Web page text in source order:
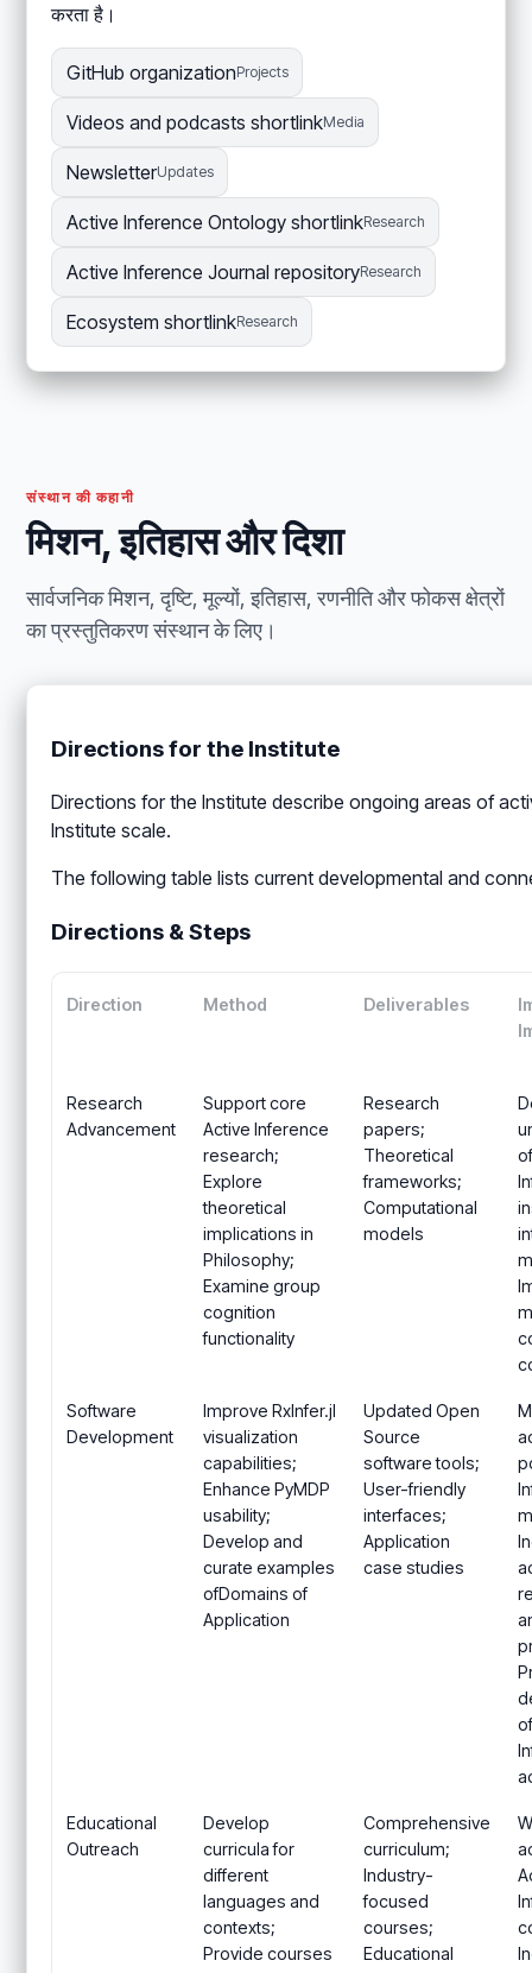
करता है।
GitHub organizationProjects
Videos and podcasts shortlinkMedia
NewsletterUpdates
Active Inference Ontology shortlinkResearch
Active Inference Journal repositoryResearch
Ecosystem shortlinkResearch
संस्थान की कहानी
मिशन, इतिहास और दिशा
सार्वजनिक मिशन, दृष्टि, मूल्यों, इतिहास, रणनीति और फोकस क्षेत्रों
का प्रस्तुतिकरण संस्थान के लिए।
Directions for the Institute
Directions for the Institute describe ongoing areas of
Institute scale.
The following table lists current developmental and
Directions & Steps
Direction Method Deliverables
Research
Advancement
Support core
Active Inference
research;
Explore
theoretical
implications in
Philosophy;
Examine group
cognition
functionality
Research
papers;
Theoretical
frameworks;
Computational
models
Software
Development
Improve RxInfer.jl
visualization
capabilities;
Enhance PyMDP
usability;
Develop and
curate examples
ofDomains of
Application
Updated Open
Source
software tools;
User-friendly
interfaces;
Application
case studies
Educational
Outreach
Develop
curricula for
different
languages and
contexts;
Provide courses
Comprehensive
curriculum;
Industry-
focused
courses;
Educational